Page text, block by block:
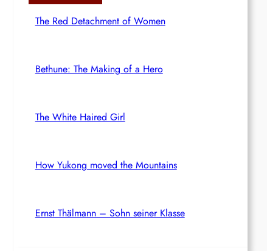
The Red Detachment of Women
Bethune: The Making of a Hero
The White Haired Girl
How Yukong moved the Mountains
Ernst Thälmann – Sohn seiner Klasse